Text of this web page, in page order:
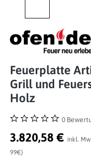
Feuerplatte
Grill und
Holz
Durchschnittliche
0
3.820,58 € inkl.
99€)